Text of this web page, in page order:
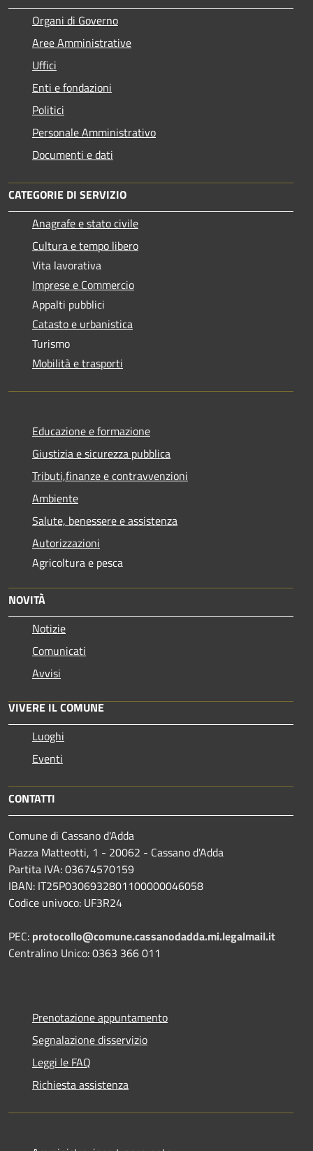
Organi di Governo
Aree Amministrative
Uffici
Enti e fondazioni
Politici
Personale Amministrativo
Documenti e dati
CATEGORIE DI SERVIZIO
Anagrafe e stato civile
Cultura e tempo libero
Vita lavorativa
Imprese e Commercio
Appalti pubblici
Catasto e urbanistica
Turismo
Mobilità e trasporti
Educazione e formazione
Giustizia e sicurezza pubblica
Tributi,finanze e contravvenzioni
Ambiente
Salute, benessere e assistenza
Autorizzazioni
Agricoltura e pesca
NOVITÀ
Notizie
Comunicati
Avvisi
VIVERE IL COMUNE
Luoghi
Eventi
CONTATTI
Comune di Cassano d'Adda
Piazza Matteotti, 1 - 20062 - Cassano d'Adda
Partita IVA: 03674570159
IBAN: IT25P0306932801100000046058
Codice univoco: UF3R24
PEC: protocollo@comune.cassanodadda.mi.legalmail.it
Centralino Unico: 0363 366 011
Prenotazione appuntamento
Segnalazione disservizio
Leggi le FAQ
Richiesta assistenza